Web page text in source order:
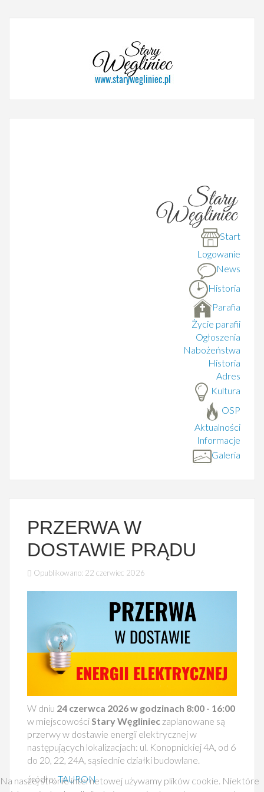
Start
Logowanie
News
Historia
Parafia
Życie parafii
Ogłoszenia
Nabożeństwa
Historia
Adres
Kultura
OSP
Aktualności
Informacje
Galeria
PRZERWA W
DOSTAWIE PRĄDU
Opublikowano: 22 czerwiec 2026
W dniu 24 czerwca 2026 w godzinach 8:00 - 16:00
w miejscowościStary Węgliniec zaplanowane są
przerwy w dostawie energii elektrycznej w
następujących lokalizacjach: ul. Konopnickiej 4A, od 6
do 20, 22, 24A, sąsiednie działki budowlane.
źródło:TAURON
Na naszej stronie internetowej używamy plików cookie. Niektóre